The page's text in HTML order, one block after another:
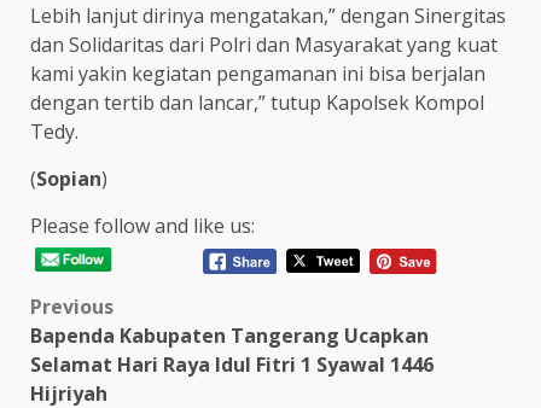
Lebih lanjut dirinya mengatakan,” dengan Sinergitas
dan Solidaritas dari Polri dan Masyarakat yang kuat
kami yakin kegiatan pengamanan ini bisa berjalan
dengan tertib dan lancar,” tutup Kapolsek Kompol
Tedy.
(Sopian)
Please follow and like us:
Post
navigation
Previous
Bapenda Kabupaten Tangerang Ucapkan
Selamat Hari Raya Idul Fitri 1 Syawal 1446
Hijriyah